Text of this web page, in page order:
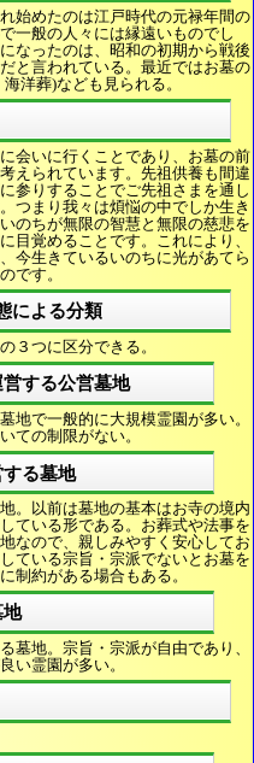
始めたのは江戸時代の元禄年間の
一般の人々には縁遠いものでし
なったのは、昭和の初期から戦後
と言われている。最近ではお墓の
洋葬)なども見られる。
会いに行くことであり、お墓の前
えられています。先祖供養も間違
参りすることでご先祖さまを通し
つまり我々は煩悩の中でしか生き
のちが無限の智慧と無限の慈悲を
目覚めることです。これにより、
今生きているいのちに光があてら
です。
による分類
３つに区分できる。
する公営墓地
地で一般的に大規模霊園が多い。
ての制限がない。
る墓地
。以前は墓地の基本はお寺の境内
ている形である。お葬式や法事を
なので、親しみやすく安心してお
ている宗旨・宗派でないとお墓を
制約がある場合もある。
地
墓地。宗旨・宗派が自由であり、
い霊園が多い。